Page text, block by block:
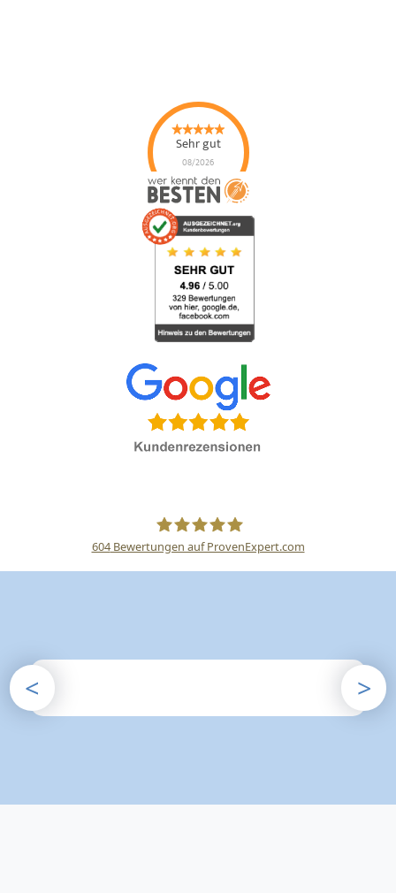
Sehr gut
08/2026
Happe
Sicherheitsdienste
GmbHhat4.93von5
Sternen |147Happe
Sicherheitsdienste
GmbHBewertungen
auf
werkenntdenBESTEN.de
604Bewertungen auf ProvenExpert.com
< >